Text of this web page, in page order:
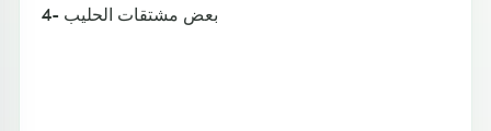
4- بعض مشتقات الحليب